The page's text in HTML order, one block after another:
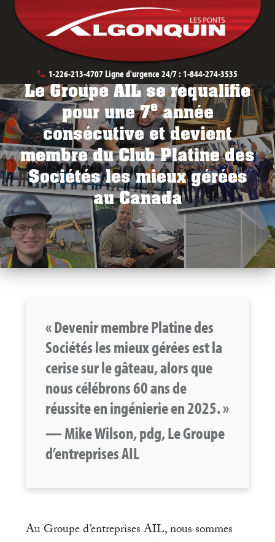
1-226-213-4707 Ligne d'urgence 24/7 :1-844-274-3535
Le Groupe AIL se requalifie
pour une 7eannée
consécutive et devient
membre du Club Platine des
Sociétés les mieux gérées
au Canada
Au Groupe d’entreprises AIL, nous sommes
« Devenir membre Platine des
Sociétés les mieux gérées est la
cerise sur le gâteau, alors que
nous célébrons 60 ans de
réussite en ingénierie en 2025. »
— Mike Wilson, pdg, Le Groupe
d’entreprises AIL